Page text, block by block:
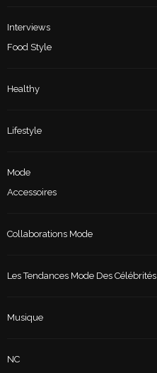
Interviews
Food Style
Healthy
Lifestyle
Mode
Accessoires
Collaborations Mode
Les Tendances Mode Des Célébrités
Musique
NC